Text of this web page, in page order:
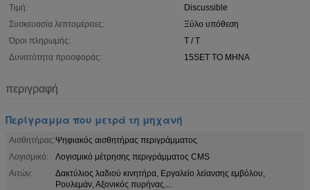
Τιμή:
Discussible
Συσκευασία λεπτομέρειες:
Ξύλο υπόθεση
Όροι πληρωμής:
T / T
Δυνατότητα προσφοράς:
15SET ΤΟ ΜΗΝΑ
περιγραφή
Περίγραμμα που μετρά τη μηχανή
Αισθητήρας:Ψηφιακός αισθητήρας περιγράμματος
Λογισμικό:
Λογισμικό μέτρησης περιγράμματος CMS
Αιτών:
Δακτύλιος λαδιού κινητήρα, Εργαλείο λείανσης εμβόλου,
Ρουλεμάν, Αξονικός πυρήνας....